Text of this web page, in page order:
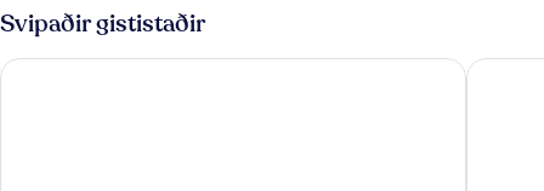
verönd
Svipaðir gististaðir
Four Points by Sheraton Costa Blanca Resort Barceló